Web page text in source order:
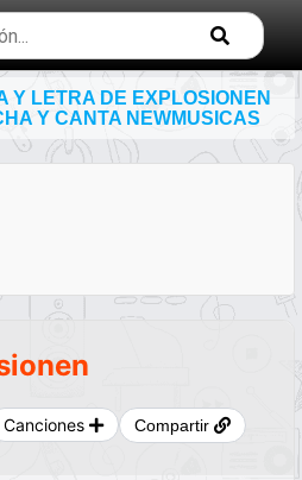
Y LETRA DE EXPLOSIONEN
Y CANTA NEWMUSICAS
Canciones Compartir